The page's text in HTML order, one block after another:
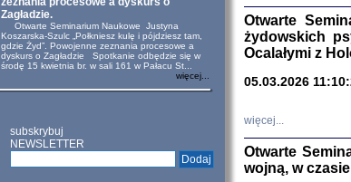
Zagładzie.
Otwarte Seminarium Naukowe Justyna
Koszarska-Szulc „Połkniesz kulę i pójdziesz tam,
gdzie Żyd”. Powojenne zeznania procesowe a
dyskurs o Zagładzie Spotkanie odbędzie się w
środę 15 kwietnia br. w sali 161 w Pałacu St...
więcej...
subskrybuj
NEWSLETTER
Otwarte
żydowskich
Ocalałymi z
05.03.2026
więcej...
Otwarte
wojną, w